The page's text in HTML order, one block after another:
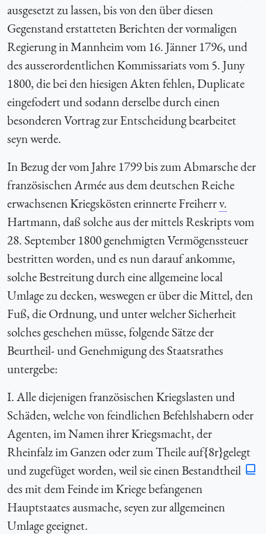
ausgesetzt zu lassen, bis von den über diesen
Gegenstand erstatteten Berichten der vormaligen
Regierung in Mannheim vom 16. Jänner 1796, und
des ausserordentlichen Kommissariats vom 5. Juny
1800, die bei den hiesigen Akten fehlen, Duplicate
eingefodert und sodann derselbe durch einen
besonderen Vortrag zur Entscheidung bearbeitet
seyn werde.
In Bezug der vom Jahre 1799 bis zum Abmarsche der
französischen Armée aus dem deutschen Reiche
erwachsenen Kriegskösten erinnerte Freiherrv.
Hartmann, daß solche aus der mittels Reskripts vom
28. September 1800 genehmigten Vermögenssteuer
bestritten worden, und es nun darauf ankomme,
solche Bestreitung durch eine allgemeine local
Umlage zu decken, weswegen er über die Mittel, den
Fuß, die Ordnung, und unter welcher Sicherheit
solches geschehen müsse, folgende Sätze der
Beurtheil- und Genehmigung des Staatsrathes
untergebe:
I. Alle diejenigen französischen Kriegslasten und
Schäden, welche von feindlichen Befehlshabern oder
Agenten, im Namen ihrer Kriegsmacht, der
Rheinfalz im Ganzen oder zum Theile auf{8r}gelegt
und zugefüget worden, weil sie einen Bestandtheil
des mit dem Feinde im Kriege befangenen
Hauptstaates ausmache, seyen zur allgemeinen
Umlage geeignet.